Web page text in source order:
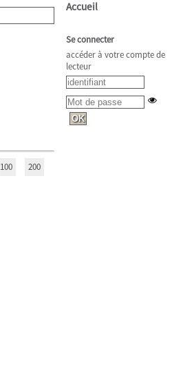
100 200
Accueil
Se connecter
accéder à votre compte de
lecteur